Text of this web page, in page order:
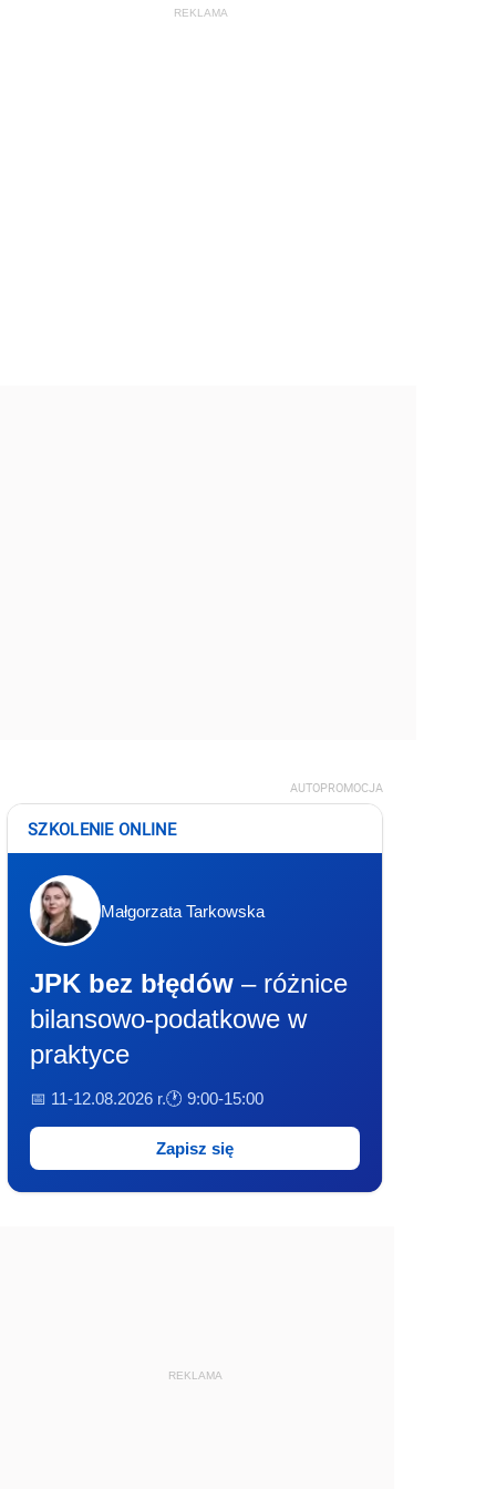
AUTOPROMOCJA
SZKOLENIE ONLINE
Małgorzata Tarkowska
JPK bez błędów – różnice
bilansowo-podatkowe w
praktyce
📅 11-12.08.2026 r.🕐 9:00-15:00
Zapisz się
REKLAMA